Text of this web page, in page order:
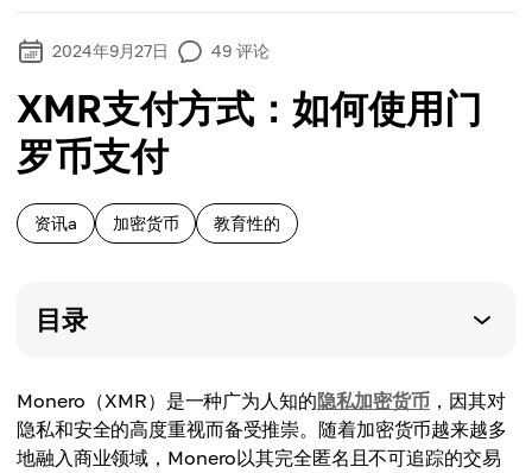
2024年9月27日 49 评论
XMR支付方式：如何使用门
罗币支付
资讯a 加密货币 教育性的
目录
Monero（XMR）是一种广为人知的隐私加密货币 ，因其对
隐私和安全的高度重视而备受推崇。随着加密货币越来越多
地融入商业领域，Monero以其完全匿名且不可追踪的交易